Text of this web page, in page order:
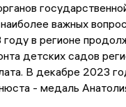
важных
в регионе
детских садов
В декабре 2023
- медаль